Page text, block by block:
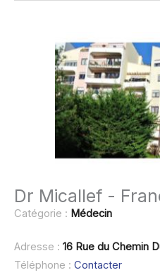
Dr Micallef -
Catégorie : Médecin
Adresse : 16 Rue du Chemin
Téléphone : Contacter